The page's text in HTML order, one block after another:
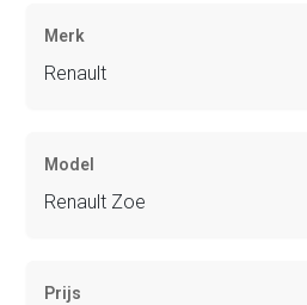
Merk
Renault
Model
Renault Zoe
Prijs